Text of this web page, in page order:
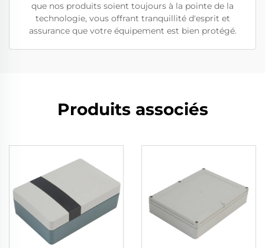
que nos produits soient toujours à la pointe de la
technologie, vous offrant tranquillité d'esprit et
assurance que votre équipement est bien protégé.
Produits associés